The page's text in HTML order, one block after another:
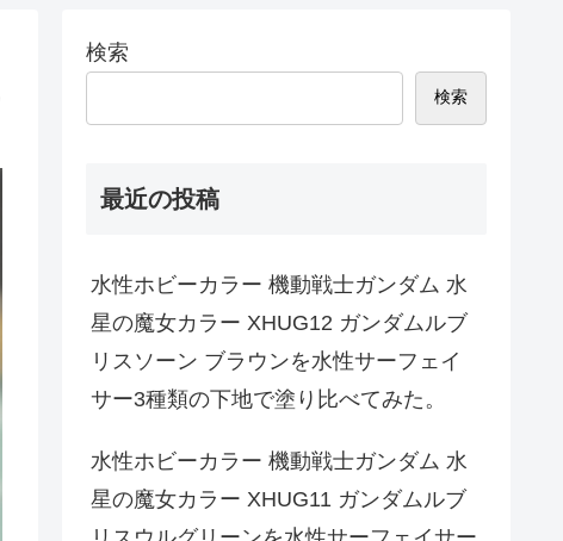
検索
検索
最近の投稿
水性ホビーカラー 機動戦士ガンダム 水
星の魔女カラー XHUG12 ガンダムルブ
リスソーン ブラウンを水性サーフェイ
サー3種類の下地で塗り比べてみた。
水性ホビーカラー 機動戦士ガンダム 水
星の魔女カラー XHUG11 ガンダムルブ